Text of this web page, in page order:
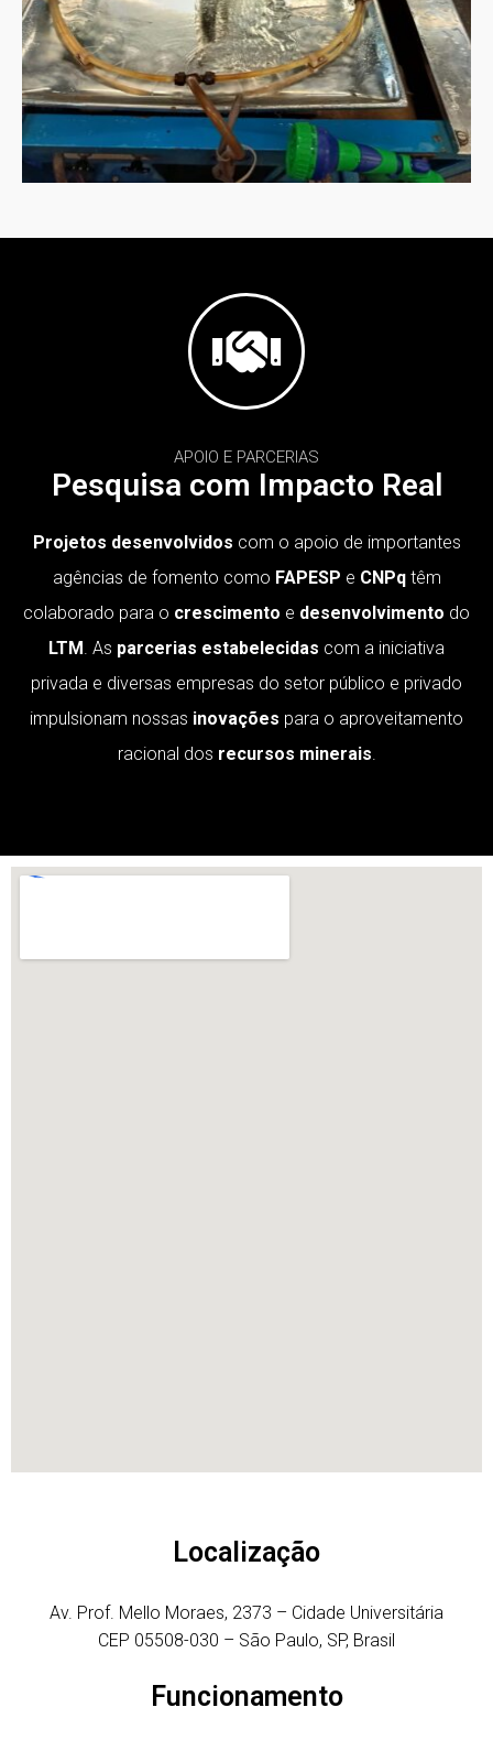
APOIO E PARCERIAS
Pesquisa com Impacto Real
Projetos desenvolvidos com o apoio de importantes
agências de fomento como FAPESP e CNPqtêm
colaborado para o crescimento e desenvolvimento do
LTM . As parcerias estabelecidas com a iniciativa
privada e diversas empresas do setor público e privado
impulsionam nossas inovações para o aproveitamento
racional dos recursos minerais.
Localização
Av. Prof. Mello Moraes, 2373 – Cidade Universitária
CEP 05508-030 – São Paulo, SP, Brasil
Funcionamento